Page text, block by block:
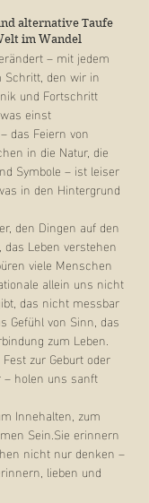
alternative Taufe
im Wandel
– mit jedem
den wir in
und Fortschritt
einst
das Feiern von
in die Natur, die
Symbole – ist leiser
in den Hintergrund
den Dingen auf den
Leben verstehen
viele Menschen
allein uns nicht
das nicht messbar
Gefühl von Sinn, das
zum Leben.
zur Geburt oder
holen uns sanft
Innehalten, zum
Sein.Sie erinnern
nicht nur denken –
lieben und